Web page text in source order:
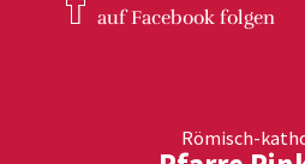
auf Facebook folgen
Römisch-